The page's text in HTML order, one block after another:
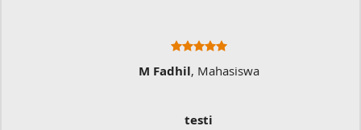
M Fadhil, Mahasiswa
testi